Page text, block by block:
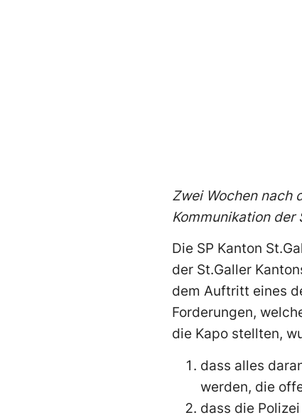
Zwei Wochen nach
Kommunikation der
Die SP Kanton
der St.Galler
dem Auftritt eines
Forderungen,
die Kapo stellten,
dass alles
werden, die
dass die